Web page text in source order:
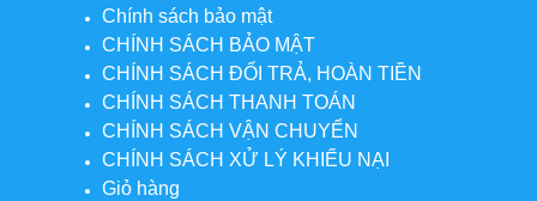
Chính sách bảo mật
CHÍNH SÁCH BẢO MẬT
CHÍNH SÁCH ĐỔI TRẢ, HOÀN TIỀN
CHÍNH SÁCH THANH TOÁN
CHÍNH SÁCH VẬN CHUYỂN
CHÍNH SÁCH XỬ LÝ KHIẾU NẠI
Giỏ hàng